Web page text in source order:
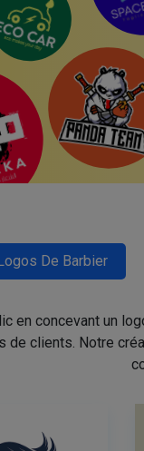
De Barbier
en concevant un
de clients. Notre